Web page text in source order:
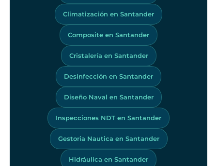
Climatización en Santander
Composite en Santander
Cristalería en Santander
Desinfección en Santander
Diseño Naval en Santander
Inspecciones NDT en Santander
Gestoria Nautica en Santander
Hidráulica en Santander